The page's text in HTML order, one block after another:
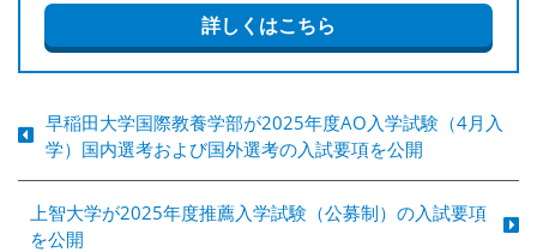
詳しくはこちら
早稲田大学国際教養学部が2025年度AO入学試験（4月入
学）国内選考および国外選考の入試要項を公開
上智大学が2025年度推薦入学試験（公募制）の入試要項
を公開